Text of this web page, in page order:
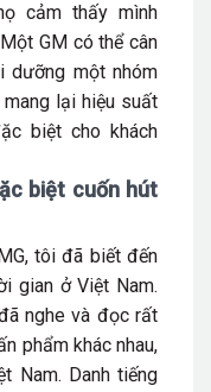
cảm thấy mình
GM có thể cân
dưỡng một nhóm
lại hiệu suất
biệt cho khách
biệt cuốn hút
tôi đã biết đến
gian ở Việt Nam.
nghe và đọc rất
phẩm khác nhau,
Nam. Danh tiếng